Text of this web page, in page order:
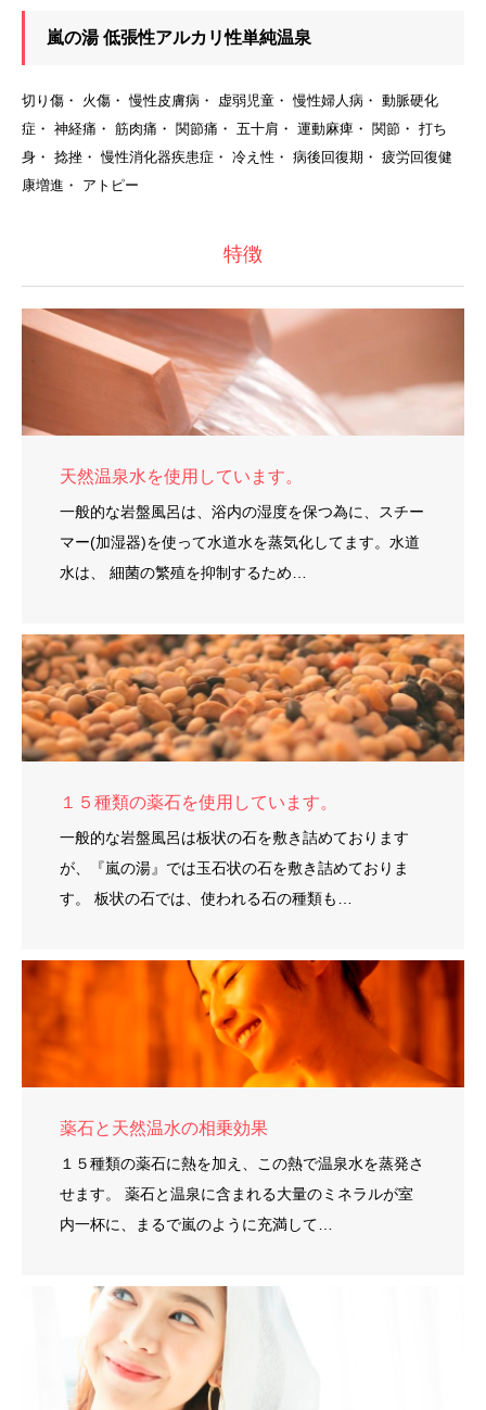
嵐の湯 低張性アルカリ性単純温泉
切り傷・ 火傷・ 慢性皮膚病・ 虚弱児童・ 慢性婦人病・ 動脈硬化
症・ 神経痛・ 筋肉痛・ 関節痛・ 五十肩・ 運動麻痺・ 関節・ 打ち
身・ 捻挫・ 慢性消化器疾患症・ 冷え性・ 病後回復期・ 疲労回復健
康増進・ アトピー
特徴
天然温泉水を使用しています。
一般的な岩盤風呂は、浴内の湿度を保つ為に、スチー
マー(加湿器)を使って水道水を蒸気化してます。水道
水は、 細菌の繁殖を抑制するため…
１５種類の薬石を使用しています。
一般的な岩盤風呂は板状の石を敷き詰めております
が、『嵐の湯』では玉石状の石を敷き詰めておりま
す。 板状の石では、使われる石の種類も…
薬石と天然温水の相乗効果
１５種類の薬石に熱を加え、この熱で温泉水を蒸発さ
せます。 薬石と温泉に含まれる大量のミネラルが室
内一杯に、まるで嵐のように充満して…